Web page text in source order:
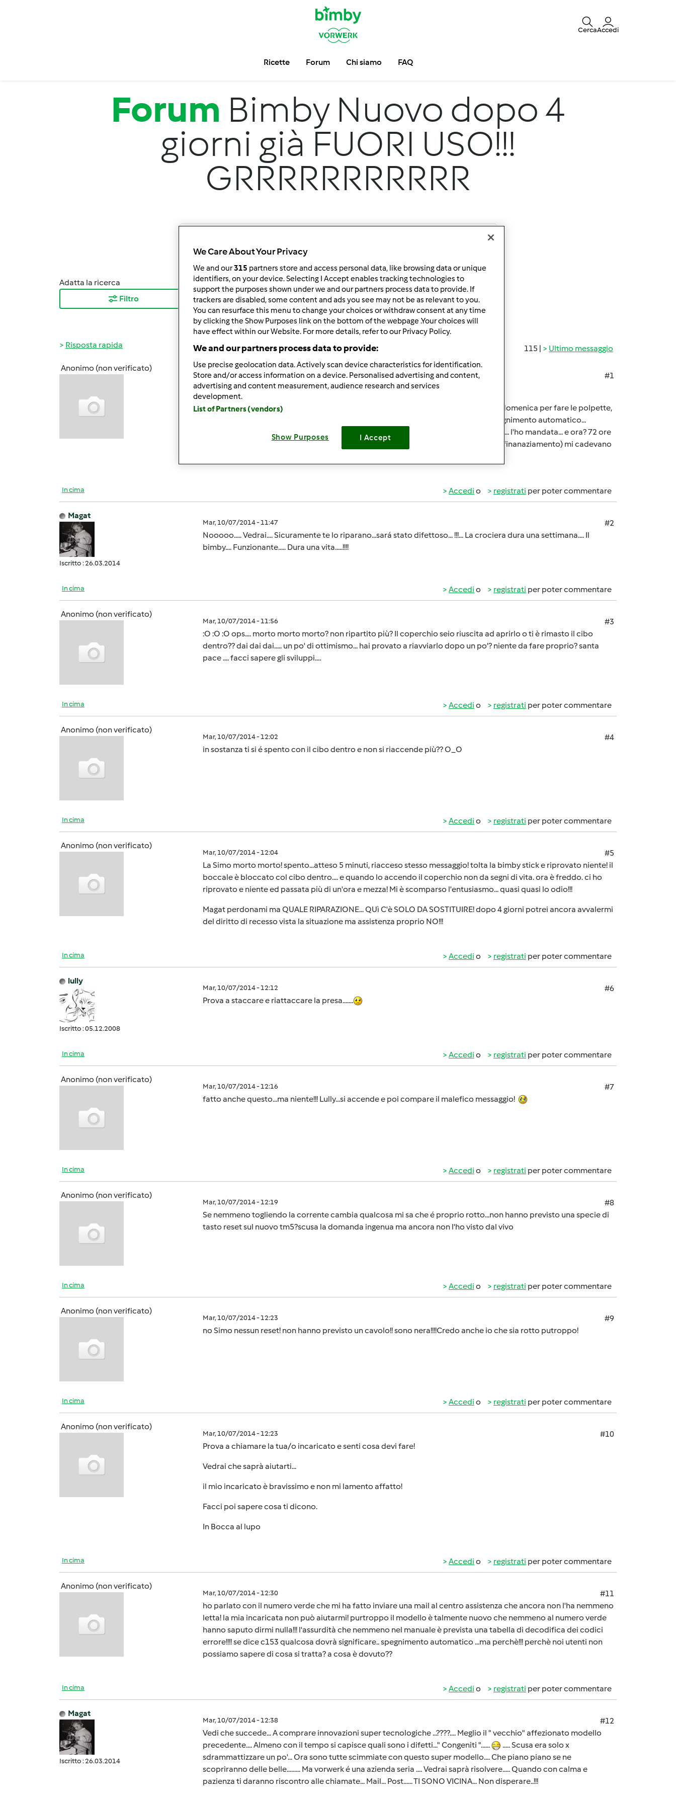
CercaAccedi
Ricette Forum Chi siamo FAQ
Forum Bimby Nuovo dopo 4
giorni già FUORI USO!!!
GRRRRRRRRRRR
Adatta la ricerca
Filtro
Ordina per:
I risultati più recenti
Risultati per pagina:
10
115 | Ultimo messaggio
Risposta rapida
Anonimo (non verificato)
Mar, 10/07/2014 - 11:38
#1
Ma che felicità!!!!! ma che bell'acquisto... ma chi me lo ha fatto fare!!!!!
Sabato scorso arriva il Bimby...nuovo, fiammante, modello ipertecnologico! Lo uso domenica per fare le polpette,
la sera faccio un danubio... ieri il pollo... oggi mentre facevo la ratatouille... C153 spegnimento automatico...
PRATICAMENTE MORTO!!!! Chiamo il numero verde e mi dicono di mandare una mail... l'ho mandata... e ora? 72 ore
di vita ed è gia ko???? ma che bello!!!! in effetti 1400 € (considerando gli interessi del finanaziamento) mi cadevano
In cima Accedi o registrati per poter commentare
Magat
Iscritto : 26.03.2014
Mar, 10/07/2014 - 11:47
#2
Nooooo..... Vedrai.... Sicuramente te lo riparano...sará stato difettoso... !!!... La crociera dura una settimana.... Il
bimby.... Funzionante..... Dura una vita.....!!!!
In cima Accedi o registrati per poter commentare
Anonimo (non verificato)
Mar, 10/07/2014 - 11:56
#3
:O :O :O ops.... morto morto morto? non ripartito più? Il coperchio seio riuscita ad aprirlo o ti è rimasto il cibo
dentro?? dai dai dai..... un po' di ottimismo... hai provato a riavviarlo dopo un po'? niente da fare proprio? santa
pace .... facci sapere gli sviluppi....
In cima Accedi o registrati per poter commentare
Anonimo (non verificato)
Mar, 10/07/2014 - 12:02
#4
in sostanza ti si é spento con il cibo dentro e non si riaccende più?? O_O
In cima Accedi o registrati per poter commentare
Anonimo (non verificato)
Mar, 10/07/2014 - 12:04
#5
La Simo morto morto! spento...atteso 5 minuti, riacceso stesso messaggio! tolta la bimby stick e riprovato niente! il
boccale è bloccato col cibo dentro.... e quando lo accendo il coperchio non da segni di vita. ora è freddo. ci ho
riprovato e niente ed passata più di un'ora e mezza! Mi è scomparso l'entusiasmo... quasi quasi lo odio!!!
Magat perdonami ma QUALE RIPARAZIONE... QUì C'è SOLO DA SOSTITUIRE! dopo 4 giorni potrei ancora avvalermi
del diritto di recesso vista la situazione ma assistenza proprio NO!!!
In cima Accedi o registrati per poter commentare
lully
Iscritto : 05.12.2008
Mar, 10/07/2014 - 12:12
#6
Prova a staccare e riattaccare la presa.......
In cima Accedi o registrati per poter commentare
Anonimo (non verificato)
Mar, 10/07/2014 - 12:16
#7
fatto anche questo...ma niente!!! Lully...si accende e poi compare il malefico messaggio!
In cima Accedi o registrati per poter commentare
Anonimo (non verificato)
Mar, 10/07/2014 - 12:19
#8
Se nemmeno togliendo la corrente cambia qualcosa mi sa che é proprio rotto...non hanno previsto una specie di
tasto reset sul nuovo tm5?scusa la domanda ingenua ma ancora non l'ho visto dal vivo
In cima Accedi o registrati per poter commentare
Anonimo (non verificato)
Mar, 10/07/2014 - 12:23
#9
no Simo nessun reset! non hanno previsto un cavolo!! sono nera!!!!Credo anche io che sia rotto putroppo!
In cima Accedi o registrati per poter commentare
Anonimo (non verificato)
Mar, 10/07/2014 - 12:23
#10
Prova a chiamare la tua/o incaricato e senti cosa devi fare!
Vedrai che saprà aiutarti...
il mio incaricato è bravissimo e non mi lamento affatto!
Facci poi sapere cosa ti dicono.
In Bocca al lupo
In cima Accedi o registrati per poter commentare
Anonimo (non verificato)
Mar, 10/07/2014 - 12:30
#11
ho parlato con il numero verde che mi ha fatto inviare una mail al centro assistenza che ancora non l'ha nemmeno
letta! la mia incaricata non può aiutarmi! purtroppo il modello è talmente nuovo che nemmeno al numero verde
hanno saputo dirmi nulla!!! l'assurdità che nemmeno nel manuale è prevista una tabella di decodifica dei codici
errore!!!! se dice c153 qualcosa dovrà significare.. spegnimento automatico ...ma perchè!!! perchè noi utenti non
possiamo sapere di cosa si tratta? a cosa è dovuto??
In cima Accedi o registrati per poter commentare
Magat
Iscritto : 26.03.2014
Mar, 10/07/2014 - 12:38
#12
Vedi che succede... A comprare innovazioni super tecnologiche ...????.... Meglio il " vecchio" affezionato modello
precedente.... Almeno con il tempo si capisce quali sono i difetti..." Congeniti "......
..... Scusa era solo x
sdrammattizzare un po'... Ora sono tutte scimmiate con questo super modello.... Che piano piano se ne
scopriranno delle belle......... Ma vorwerk é una azienda seria .... Vedrai saprà risolvere..... Quando con calma e
pazienza ti daranno riscontro alle chiamate... Mail... Post...... TI SONO VICINA... Non disperare..!!!
We Care About Your Privacy
We and our315 partners store and access personal data, like browsing data or unique
identifiers, on your device. Selecting I Accept enables tracking technologies to
support the purposes shown under we and our partners process data to provide. If
trackers are disabled, some content and ads you see may not be as relevant to you.
You can resurface this menu to change your choices or withdraw consent at any time
by clicking the Show Purposes link on the bottom of the webpage .Your choices will
have effect within our Website. For more details, refer to our Privacy Policy.
We and our partners process data to provide:
Use precise geolocation data. Actively scan device characteristics for identification.
Store and/or access information on a device. Personalised advertising and content,
advertising and content measurement, audience research and services
development.
List of Partners (vendors)
Show Purposes I Accept